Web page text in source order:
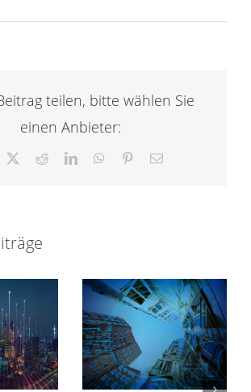
teilen, bitte wählen Sie
einen Anbieter:
RedditLinkedInWhatsApp
Pinterest
E-